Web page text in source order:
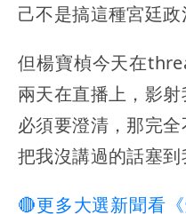
己不是搞這種宮廷政
但楊寶楨今天在
兩天在直播上，影
必須要澄清，那完
把我沒講過的話塞到
🔴更多大選新聞看